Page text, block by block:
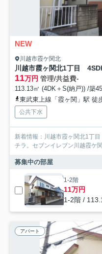
NEW
川越市霞ケ関北
川越市霞ヶ関北1丁目
11万円 管理/共益費-
113.13㎡ (4DK＋S(納戸)) /築
東武東上線「霞ヶ関」駅 徒
公共下水
新着情報：川越市霞ヶ関北1丁
チラ。セブンイレブン川越霞ケ
募集中の部屋
1-2階
11万円
1-2階 /
アパート